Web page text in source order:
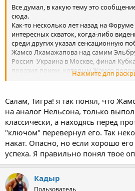
Все думал, в какую тему это
сюда.
Как-то несколько лет назад на
интересных схваток, когда-либо
среди других указал сенсационную
Жамсо Лхамажапова над самим
Россия -Украина в Москве, финал
поразил прием, которым Жамсо
положил "железобетонно". Я такого
А тут нашел ссылку в Сети, кому
http://www.bgtrk.ru/ru/
Удачи!
Нажмите для
Салам, Тигра! я так понял, что
на аналог Нельсона, только
классически, а находясь перед
"ключом" перевернул его. Так
накат. Опасно, но если хорошо
успеха. Я правильно понял твое
Кадыр
Пользователь